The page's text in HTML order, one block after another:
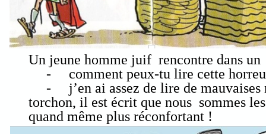
Un jeune homme juif rencontre dans
-
comment peux-tu lire cette
-
j’en ai assez de lire de
torchon, il est écrit que nous sommes
quand même plus réconfortant !